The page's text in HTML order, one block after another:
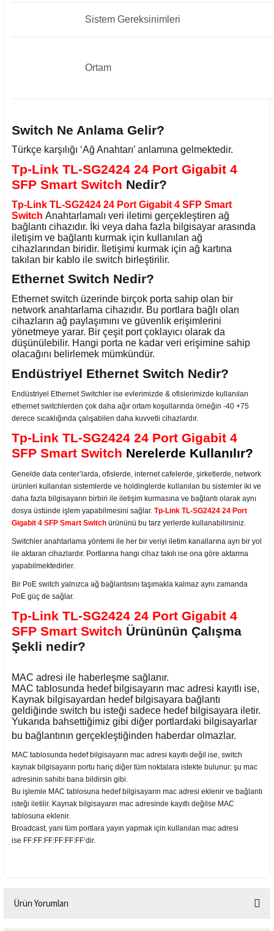
Sistem Gereksinimleri
Ortam
Switch Ne Anlama Gelir?
Türkçe karşılığı ‘Ağ Anahtarı’ anlamına gelmektedir.
Tp-Link TL-SG2424 24 Port Gigabit 4
SFP Smart Switch Nedir?
Tp-Link TL-SG2424 24 Port Gigabit 4 SFP Smart
Switch Anahtarlamalı veri iletimi gerçekleştiren ağ
bağlantı cihazıdır. İki veya daha fazla bilgisayar arasında
iletişim ve bağlantı kurmak için kullanılan ağ
cihazlarından biridir. İletişimi kurmak için ağ kartına
takılan bir kablo ile switch birleştirilir.
Ethernet Switch Nedir?
Ethernet switch üzerinde birçok porta sahip olan bir
network anahtarlama cihazıdır. Bu portlara bağlı olan
cihazların ağ paylaşımını ve güvenlik erişimlerini
yönetmeye yarar. Bir çeşit port çoklayıcı olarak da
düşünülebilir. Hangi porta ne kadar veri erişimine sahip
olacağını belirlemek mümkündür.
Endüstriyel Ethernet Switch Nedir?
Endüstriyel Ethernet Switchler ise evlerimizde & ofislerimizde kullanılan
ethernet switchlerden çok daha ağır ortam koşullarında örneğin -40 +75
derece sıcaklığında çalışabilen daha kuvvetli cihazlardır.
Tp-Link TL-SG2424 24 Port Gigabit 4
SFP Smart Switch Nerelerde Kullanılır?
Genelde data center’larda, ofislerde, internet cafelerde, şirketlerde, network
ürünleri kullanılan sistemlerde ve holdinglerde kullanılan bu sistemler iki ve
daha fazla bilgisayarın birbiri ile iletişim kurmasına ve bağlantı olarak aynı
dosya üstünde işlem yapabilmesini sağlar. Tp-Link TL-SG2424 24 Port
Gigabit 4 SFP Smart Switch ürününü bu tarz yerlerde kullanabilirsiniz.
Switchler anahtarlama yöntemi ile her bir veriyi iletim kanallarına ayrı bir yol
ile aktaran cihazlardır. Portlarına hangi cihaz takılı ise ona göre aktarma
yapabilmektedirler.
Bir PoE switch yalnızca ağ bağlantısını taşımakla kalmaz aynı zamanda
PoE güç de sağlar.
Tp-Link TL-SG2424 24 Port Gigabit 4
SFP Smart Switch Ürününün Çalışma
Şekli nedir?
MAC adresi ile haberleşme sağlanır.
MAC tablosunda hedef bilgisayarın mac adresi kayıtlı ise,
Kaynak bilgisayardan hedef bilgisayara bağlantı
geldiğinde switch bu isteği sadece hedef bilgisayara iletir.
Yukarıda bahsettiğimiz gibi diğer portlardaki bilgisayarlar
bu bağlantının gerçekleştiğinden haberdar olmazlar.
MAC tablosunda hedef bilgisayarın mac adresi kayıtlı değil ise, switch
kaynak bilgisayarın portu hariç diğer tüm noktalara istekte bulunur: şu mac
adresinin sahibi bana bildirsin gibi.
Bu işlemle MAC tablosuna hedef bilgisayarın mac adresi eklenir ve bağlantı
isteği iletilir. Kaynak bilgisayarın mac adresinde kayıtlı değilse MAC
tablosuna eklenir.
Broadcast, yani tüm portlara yayın yapmak için kullanılan mac adresi
ise FF:FF:FF:FF:FF:FF‘dir.
Ürün Yorumları